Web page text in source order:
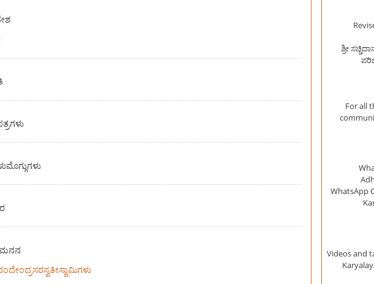
ಶ್ರೀ
For all
WhatsApp
Videos and